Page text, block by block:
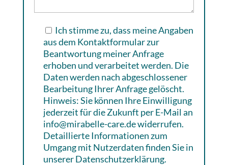
Ich stimme zu, dass meine Angaben
aus dem Kontaktformular zur
Beantwortung meiner Anfrage
erhoben und verarbeitet werden. Die
Daten werden nach abgeschlossener
Bearbeitung Ihrer Anfrage gelöscht.
Hinweis: Sie können Ihre Einwilligung
jederzeit für die Zukunft per E-Mail an
info@mirabelle-care.de widerrufen.
Detaillierte Informationen zum
Umgang mit Nutzerdaten finden Sie in
unserer Datenschutzerklärung.